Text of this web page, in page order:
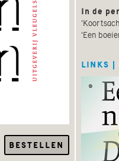
BESTELLEN
In de
‘Een
LINKS |